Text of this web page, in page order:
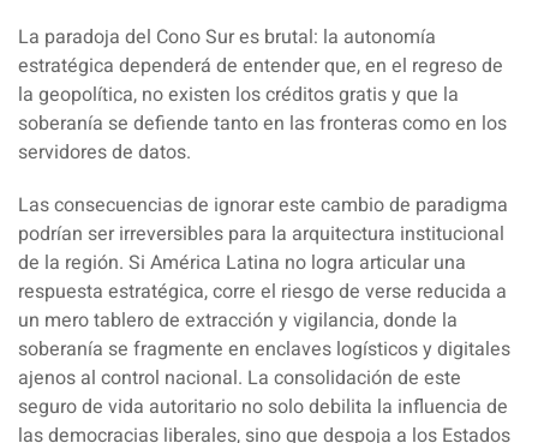
La paradoja del Cono Sur es brutal: la autonomía
estratégica dependerá de entender que, en el regreso de
la geopolítica, no existen los créditos gratis y que la
soberanía se defiende tanto en las fronteras como en los
servidores de datos.
Las consecuencias de ignorar este cambio de paradigma
podrían ser irreversibles para la arquitectura institucional
de la región. Si América Latina no logra articular una
respuesta estratégica, corre el riesgo de verse reducida a
un mero tablero de extracción y vigilancia, donde la
soberanía se fragmente en enclaves logísticos y digitales
ajenos al control nacional. La consolidación de este
seguro de vida autoritario no solo debilita la influencia de
las democracias liberales, sino que despoja a los Estados